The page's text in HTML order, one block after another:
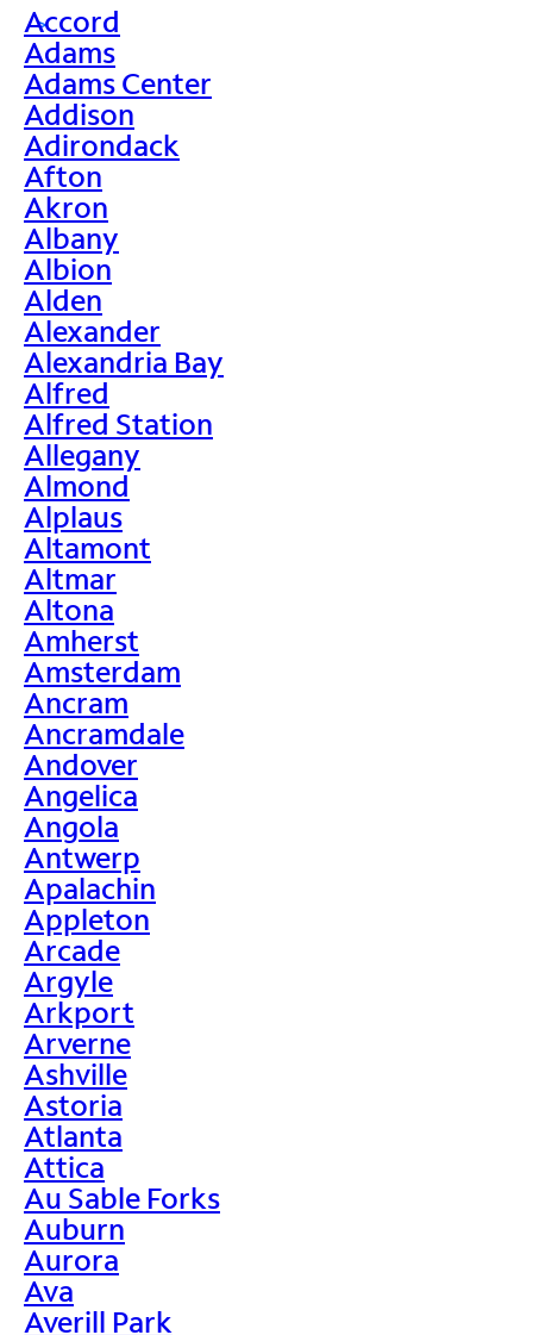
>
Accord
Adams
Adams Center
Addison
Adirondack
Afton
Akron
Albany
Albion
Alden
Alexander
Alexandria Bay
Alfred
Alfred Station
Allegany
Almond
Alplaus
Altamont
Altmar
Altona
Amherst
Amsterdam
Ancram
Ancramdale
Andover
Angelica
Angola
Antwerp
Apalachin
Appleton
Arcade
Argyle
Arkport
Arverne
Ashville
Astoria
Atlanta
Attica
Au Sable Forks
Auburn
Aurora
Ava
Averill Park